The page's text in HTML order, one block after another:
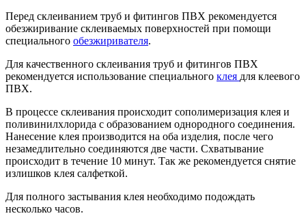
Перед склеиванием труб и фитингов ПВХ рекомендуется
обезжиривание склеиваемых поверхностей при помощи
специального обезжиривателя.
Для качественного склеивания труб и фитингов ПВХ
рекомендуется использование специального клея для клеевого
ПВХ.
В процессе склеивания происходит сополимеризация клея и
поливинилхлорида с образованием однородного соединения.
Нанесение клея производится на оба изделия, после чего
незамедлительно соединяются две части. Схватывание
происходит в течение 10 минут. Так же рекомендуется снятие
излишков клея салфеткой.
Для полного застывания клея необходимо подождать
несколько часов.